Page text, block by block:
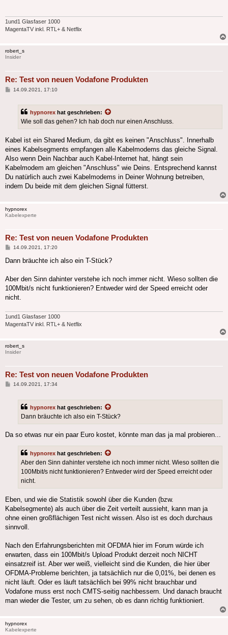
1und1 Glasfaser 1000
MagentaTV inkl. RTL+ & Netflix
robert_s
Insider
Re: Test von neuen Vodafone Produkten
Beitrag
14.09.2021, 17:10
hypnorex hat geschrieben:
Wie soll das gehen? Ich hab doch nur einen Anschluss.
Kabel ist ein Shared Medium, da gibt es keinen "Anschluss". Innerhalb
eines Kabelsegments empfangen alle Kabelmodems das gleiche Signal.
Also wenn Dein Nachbar auch Kabel-Internet hat, hängt sein
Kabelmodem am gleichen "Anschluss" wie Deins. Entsprechend kannst
Du natürlich auch zwei Kabelmodems in Deiner Wohnung betreiben,
indem Du beide mit dem gleichen Signal fütterst.
hypnorex
Kabelexperte
Re: Test von neuen Vodafone Produkten
Beitrag
14.09.2021, 17:20
Dann bräuchte ich also ein T-Stück?
Aber den Sinn dahinter verstehe ich noch immer nicht. Wieso sollten die
100Mbit/s nicht funktionieren? Entweder wird der Speed erreicht oder
nicht.
1und1 Glasfaser 1000
MagentaTV inkl. RTL+ & Netflix
robert_s
Insider
Re: Test von neuen Vodafone Produkten
Beitrag
14.09.2021, 17:34
hypnorex hat geschrieben:
Dann bräuchte ich also ein T-Stück?
Da so etwas nur ein paar Euro kostet, könnte man das ja mal probieren...
hypnorex hat geschrieben:
Aber den Sinn dahinter verstehe ich noch immer nicht. Wieso sollten die
100Mbit/s nicht funktionieren? Entweder wird der Speed erreicht oder
nicht.
Eben, und wie die Statistik sowohl über die Kunden (bzw.
Kabelsegmente) als auch über die Zeit verteilt aussieht, kann man ja
ohne einen großflächigen Test nicht wissen. Also ist es doch durchaus
sinnvoll.
Nach den Erfahrungsberichten mit OFDMA hier im Forum würde ich
erwarten, dass ein 100Mbit/s Upload Produkt derzeit noch NICHT
einsatzreif ist. Aber wer weiß, vielleicht sind die Kunden, die hier über
OFDMA-Probleme berichten, ja tatsächlich nur die 0,01%, bei denen es
nicht läuft. Oder es läuft tatsächlich bei 99% nicht brauchbar und
Vodafone muss erst noch CMTS-seitig nachbessern. Und danach braucht
man wieder die Tester, um zu sehen, ob es dann richtig funktioniert.
hypnorex
Kabelexperte